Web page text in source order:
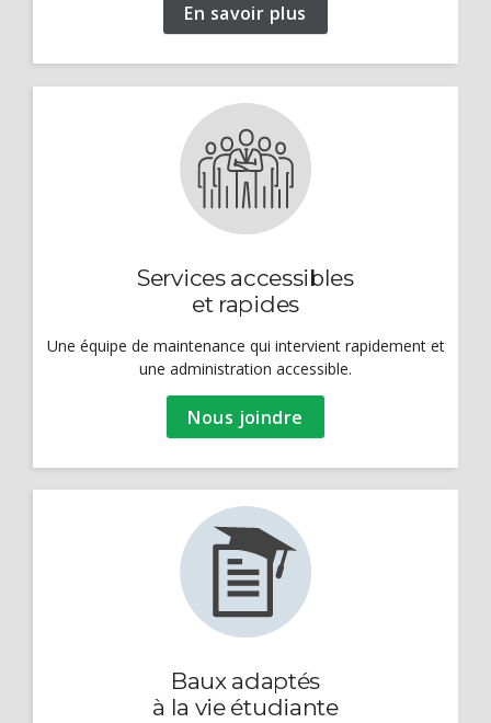
En savoir plus
Services accessibles
et rapides
Une équipe de maintenance qui intervient rapidement et
une administration accessible.
Nous joindre
Baux adaptés
à la vie étudiante